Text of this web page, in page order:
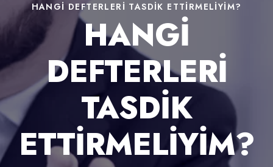
HANGI DEFTERLERI TASDIK ETTIRMELIYIM?
HANGI
DEFTERLERI
TASDIK
ETTIRMELIYIM?